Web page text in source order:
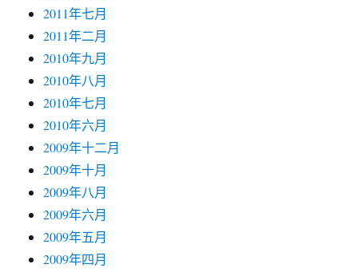
2011年七月
2011年二月
2010年九月
2010年八月
2010年七月
2010年六月
2009年十二月
2009年十月
2009年八月
2009年六月
2009年五月
2009年四月